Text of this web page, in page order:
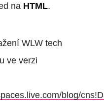
na HTML.
WLW tech
ve verzi
blog/